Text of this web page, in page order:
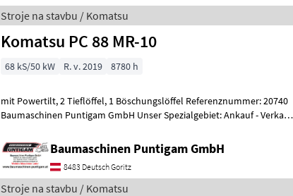
Stroje na stavbu / Komatsu
Komatsu PC 88 MR-10
68 kS/50 kW R. v. 2019 8780 h
mit Powertilt, 2 Tieflöffel, 1 Böschungslöffel Referenznummer: 20740
Baumaschinen Puntigam GmbH Unser Spezialgebiet: Ankauf - Verkauf
Baumaschinen Puntigam GmbH
8483 Deutsch Goritz
Stroje na stavbu / Komatsu